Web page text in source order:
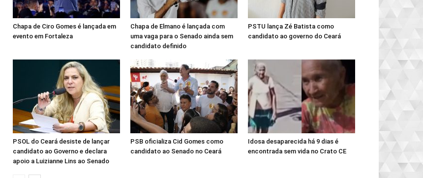
Chapa de Ciro Gomes é lançada em
evento em Fortaleza
Chapa de Elmano é lançada com
uma vaga para o Senado ainda sem
candidato definido
PSTU lança Zé Batista como
candidato ao governo do Ceará
PSOL do Ceará desiste de lançar
candidato ao Governo e declara
apoio a Luizianne Lins ao Senado
PSB oficializa Cid Gomes como
candidato ao Senado no Ceará
Idosa desaparecida há 9 dias é
encontrada sem vida no Crato CE